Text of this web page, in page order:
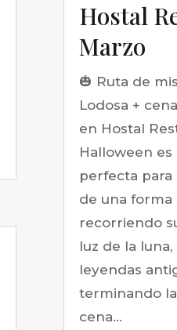
Hostal
Marzo
🎃 Ruta de
Lodosa +
en Hostal
Halloween es
perfecta para
de una forma
recorriendo
luz de la
leyendas
terminando
cena...